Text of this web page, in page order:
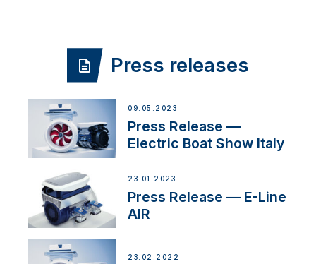
Press releases
09.05.2023
Press Release —
Electric Boat Show Italy
23.01.2023
Press Release — E-Line
AIR
23.02.2022